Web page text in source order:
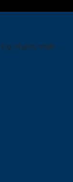
nhanh nhất